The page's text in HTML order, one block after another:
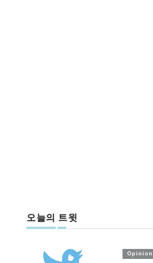
오늘의 트윗
Opinion